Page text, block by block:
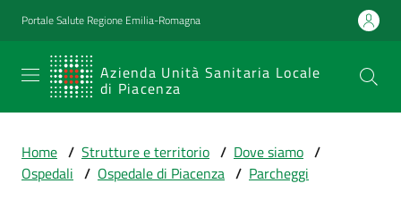
Vai al contenuto
Vai alla navigazione
Vai al footer
Portale Salute Regione Emilia-Romagna
Azienda Unità Sanitaria Locale
di Piacenza
SERVIZIO
SANITARIO
Emilia-
Romagna
Home / Strutture e territorio / Dove siamo /
Ospedali / Ospedale di Piacenza / Parcheggi